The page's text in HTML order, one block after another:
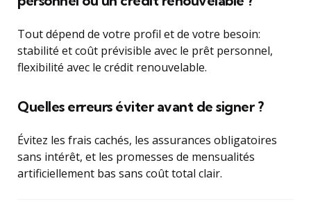
Tout dépend de votre profil et de votre besoin:
stabilité et coût prévisible avec le prêt personnel,
flexibilité avec le crédit renouvelable.
Quelles erreurs éviter avant de signer ?
Évitez les frais cachés, les assurances obligatoires
sans intérêt, et les promesses de mensualités
artificiellement bas sans coût total clair.